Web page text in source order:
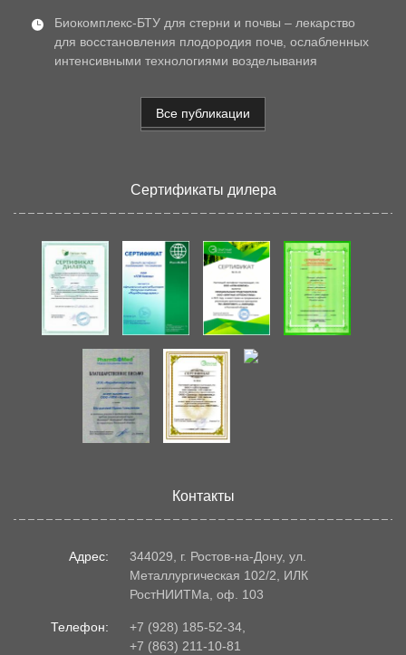
Биокомплекс-БТУ для стерни и почвы – лекарство
для восстановления плодородия почв, ослабленных
интенсивными технологиями возделывания
Все публикации
Сертификаты дилера
Контакты
Адрес:
344029, г. Ростов-на-Дону, ул.
Металлургическая 102/2, ИЛК
РостНИИТМа, оф. 103
Телефон: +7 (928) 185-52-34,
+7 (863) 211-10-81